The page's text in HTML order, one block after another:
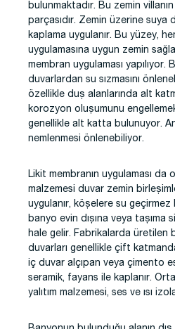
bulunmaktadır. Bu zemin
parçasıdır. Zemin üzerine suya
kaplama uygulanır. Bu yüzey,
uygulamasına uygun zemin
membran uygulaması
duvarlardan su sızmasını
özellikle duş alanlarında alt
korozyon oluşumunu
genellikle alt katta bulunuyor.
nemlenmesi önlenebiliyor.
Likit membranın uygulaması da
malzemesi duvar zemin
uygulanır, köşelere su
banyo evin dışına veya taşıma
hale gelir. Fabrikalarda üretilen
duvarları genellikle çift
iç duvar alçıpan veya çimento
seramik, fayans ile kaplanır.
yalıtım malzemesi, ses ve ısı